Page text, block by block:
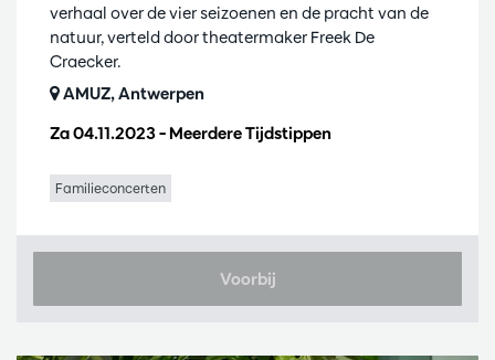
Za 04.11.2023– Meerdere Tijdstippen
verhaal over de vier seizoenen en de pracht van de
natuur, verteld door theatermaker Freek De
Craecker.
AMUZ, Antwerpen
Familieconcerten
Voorbij